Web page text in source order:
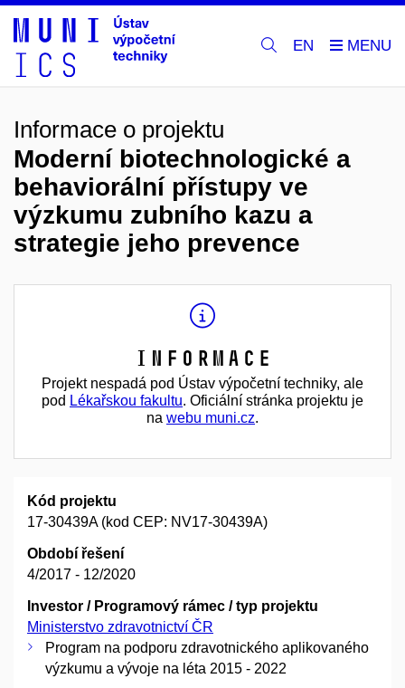
EN
Informace o projektu
Moderní biotechnologické a
behaviorální přístupy ve
výzkumu zubního kazu a
strategie jeho prevence
Informace
Projekt nespadá pod Ústav výpočetní techniky, ale
pod Lékařskou fakultu. Oficiální stránka projektu je
na webu muni.cz.
Kód projektu
17-30439A (kod CEP: NV17-30439A)
Období řešení
4/2017 - 12/2020
Investor / Programový rámec / typ projektu
Ministerstvo zdravotnictví ČR
Program na podporu zdravotnického aplikovaného
výzkumu a vývoje na léta 2015 - 2022